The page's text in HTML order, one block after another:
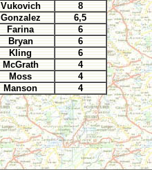
Vukovich
8
Gonzalez
6,5
Farina
6
Bryan
6
Kling
6
McGrath
4
Moss
4
Manson 4